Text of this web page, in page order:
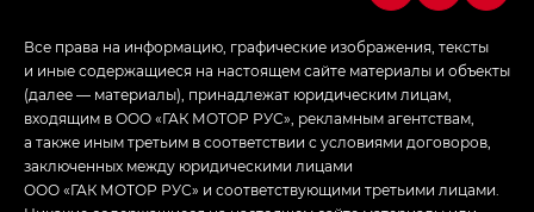
Все права на информацию, графические изображения, тексты
и иные содержащиеся на настоящем сайте материалы и объекты
(далее — материалы), принадлежат юридическим лицам,
входящим в ООО «ГАК МОТОР РУС», рекламным агентствам,
а также иным третьим в соответствии с условиями договоров,
заключенных между юридическими лицами
ООО «ГАК МОТОР РУС» и соответствующими третьими лицами.